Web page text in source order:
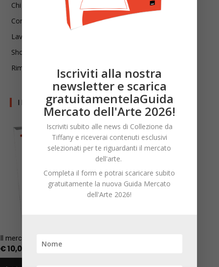
Chi siamo
Contatti
Lavora con noi
Shop
Rimani aggiornato!
I LIBRI DI CDT
Il mercato dei significati
€10,00
Iscriviti alla nostra
newsletter e scarica
gratuitamentelaGuida
Mercato dell'Arte 2026!
Iscriviti subito alle news di Collezione da
Tiffany e riceverai contenuti esclusivi
selezionati per te riguardanti il mercato
dell'arte.
Completa il form e potrai scaricare subito
gratuitamente la nuova Guida Mercato
dell'Arte 2026!